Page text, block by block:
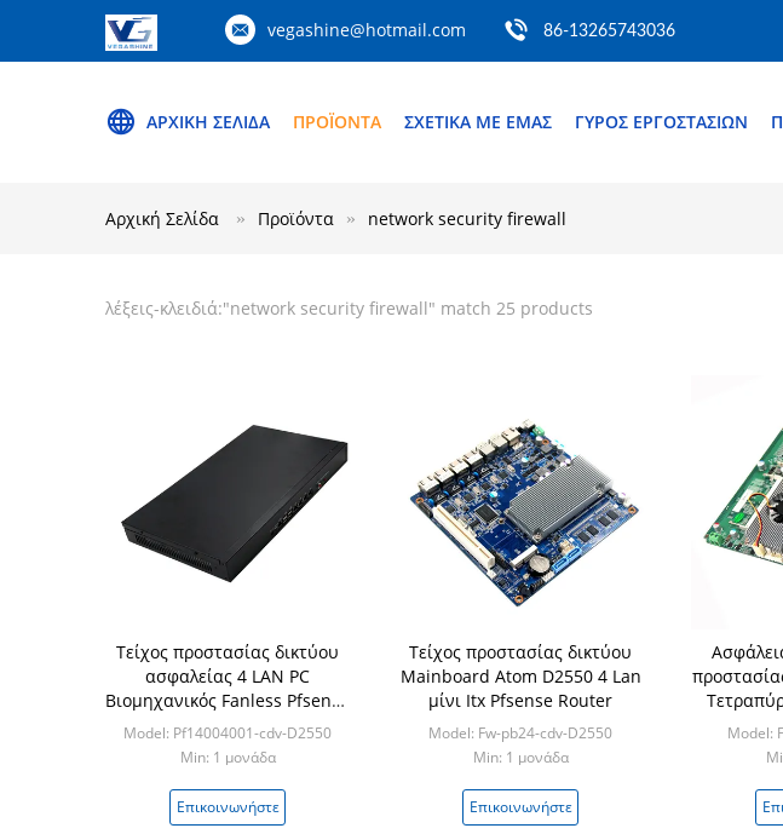
vegashine@hotmail.com 86-13265743036
ΑΡΧΙΚΉ ΣΕΛΊΔΑ ΠΡΟΪΌΝΤΑ ΣΧΕΤΙΚΆ ΜΕ ΕΜΆΣ ΓΎΡΟΣ ΕΡΓΟΣΤΑΣΊΩΝ
Αρχική Σελίδα Προϊόντα network security firewall
λέξεις-κλειδιά:"network security firewall" match 25 products
Τείχος προστασίας δικτύου
ασφαλείας 4 LAN PC
Βιομηχανικός Fanless Pfsense
1U Rack Intel Atom D2550
Model: Pf14004001-cdv-D2550
Min: 1 μονάδα
Επικοινωνήστε
Τείχος προστασίας δικτύου
Mainboard Atom D2550 4 Lan
μίνι Itx Pfsense Router
Model: Fw-pb24-cdv-D2550
Min: 1 μονάδα
Επικοινωνήστε
μίνι
Model: